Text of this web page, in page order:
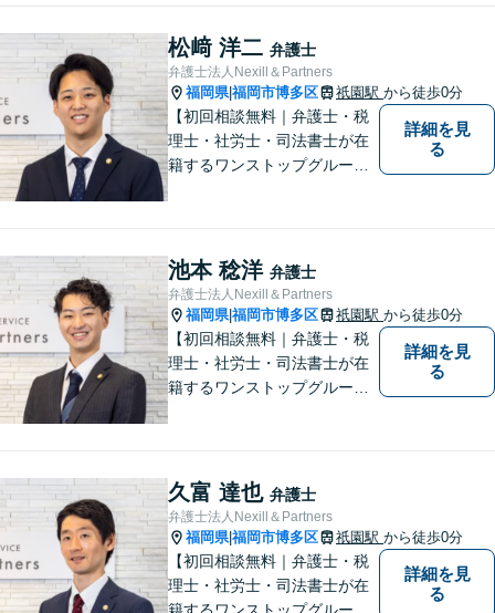
「明日に向かって進む力」を
サポートします。
松﨑 洋二 弁護士
弁護士法人Nexill＆Partners
福岡県|福岡市博多区 祇園駅 から徒歩0分
【初回相談無料｜弁護士・税
理士・社労士・司法書士が在
籍するワンストップグルー
等複数士業の知識が必要な案
件を一括して対応。九州トッ
プクラスの豊富な実績。
詳細を見
る
池本 稔洋 弁護士
弁護士法人Nexill＆Partners
福岡県|福岡市博多区 祇園駅 から徒歩0分
【初回相談無料｜弁護士・税
理士・社労士・司法書士が在
籍するワンストップグルー
等複数士業の知識が必要な案
件を一括して対応。九州トッ
プクラスの豊富な実績。
詳細を見
る
久富 達也 弁護士
弁護士法人Nexill＆Partners
福岡県|福岡市博多区 祇園駅 から徒歩0分
【初回相談無料｜弁護士・税
理士・社労士・司法書士が在
籍するワンストップグルー
詳細を見
る